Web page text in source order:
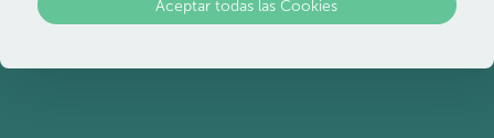
restaurante Terraza.
Aceptar todas las Cookies